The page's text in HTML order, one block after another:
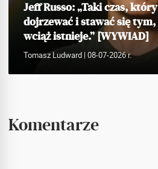
Jeff Russo: „Taki czas,
dojrzewać i stawać się
wciąż istnieje.” [WYWIAD]
Tomasz Ludward| 08-07-2026 r.
Komentarze